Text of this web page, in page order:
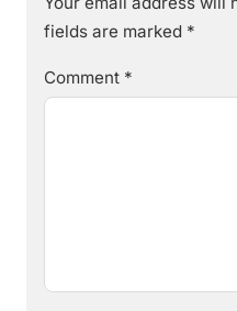
fields are marked *
Comment *